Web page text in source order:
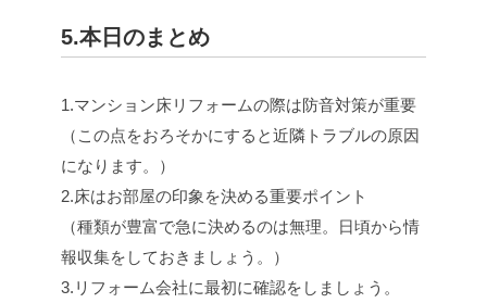
5.本日のまとめ
1.マンション床リフォームの際は防音対策が重要
（この点をおろそかにすると近隣トラブルの原因
になります。）
2.床はお部屋の印象を決める重要ポイント
（種類が豊富で急に決めるのは無理。日頃から情
報収集をしておきましょう。）
3.リフォーム会社に最初に確認をしましょう。